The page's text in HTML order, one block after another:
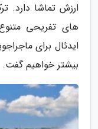
ارزش تماشا دارد.
های تفریحی
ایدئال برای
بیشتر خواهیم گفت.